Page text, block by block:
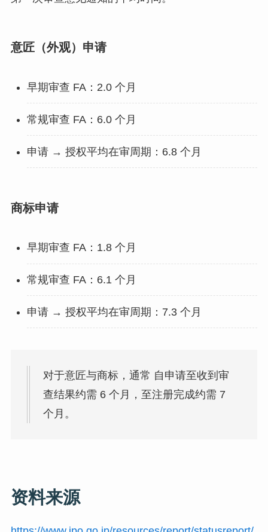
意匠（外观）申请
早期审查 FA：2.0 个月
常规审查 FA：6.0 个月
申请 → 授权平均在审周期：6.8 个月
商标申请
早期审查 FA：1.8 个月
常规审查 FA：6.1 个月
申请 → 授权平均在审周期：7.3 个月
对于意匠与商标，通常 自申请至收到审
查结果约需 6 个月，至注册完成约需 7
个月。
资料来源